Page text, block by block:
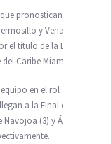
pronostican
y Venados
el título de la Liga
Caribe Miami 2024.
en el rol
a la Final con
(3) y Águilas